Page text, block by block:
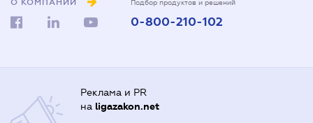
О КОМПАНИИ Подбор продуктов и решений
0-800-210-102
Реклама и PR
на ligazakon.net